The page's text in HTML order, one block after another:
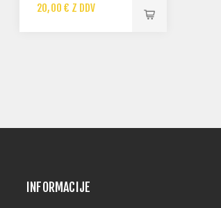
20,00 € Z DDV
INFORMACIJE